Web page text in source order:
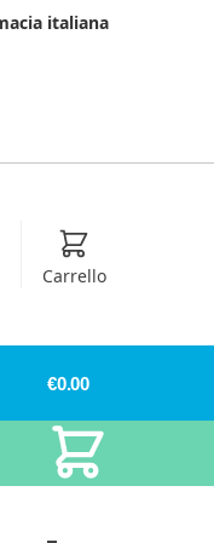
italiana
Carrello
€0.00